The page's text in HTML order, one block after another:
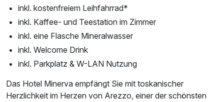
inkl. kostenfreiem Leihfahrrad*
inkl. Kaffee- und Teestation im Zimmer
inkl. eine Flasche Mineralwasser
inkl. Welcome Drink
inkl. Parkplatz & W-LAN Nutzung
Das Hotel Minerva empfängt Sie mit toskanischer
Herzlichkeit im Herzen von Arezzo, einer der schönsten